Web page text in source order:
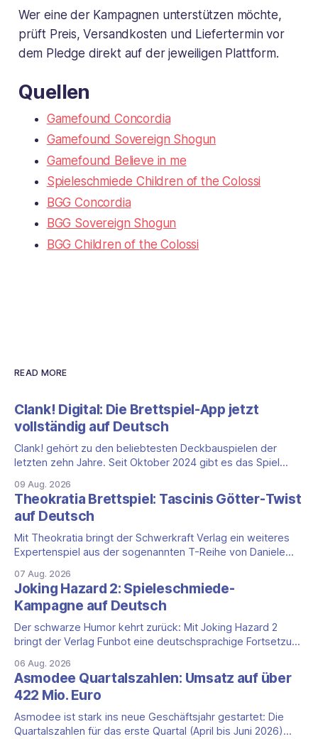
Wer eine der Kampagnen unterstützen möchte,
prüft Preis, Versandkosten und Liefertermin vor
dem Pledge direkt auf der jeweiligen Plattform.
Quellen
Gamefound Concordia
Gamefound Sovereign Shogun
Gamefound Believe in me
Spieleschmiede Children of the Colossi
BGG Concordia
BGG Sovereign Shogun
BGG Children of the Colossi
READ MORE
Clank! Digital: Die Brettspiel-App jetzt
vollständig auf Deutsch
Clank! gehört zu den beliebtesten Deckbauspielen der
letzten zehn Jahre. Seit Oktober 2024 gibt es das Spiel
für die DACH-Region: Clank! Digital ist komplett auf Deutsch
lokalisiert, Benutzeroberfläche, Sprachausgabe und
Untertitel inklusive. Was steckt hinter Clank!? Clank!: A
Deck-
09 Aug. 2026
Theokratia Brettspiel: Tascinis Götter-Twist
auf Deutsch
Mit Theokratia bringt der Schwerkraft Verlag ein weiteres
Expertenspiel aus der sogenannten T-Reihe von Daniele
Tekhenu und Tzolk'in gehören. Der Aufhänger ist ein
ungewöhnlicher Perspektivwechsel: Sie steuern nicht die
eigene Zivilisation, sondern eine hochentwickelte
außerirdische Gottheit, die vier
07 Aug. 2026
Joking Hazard 2: Spieleschmiede-
Kampagne auf Deutsch
Der schwarze Humor kehrt zurück: Mit Joking Hazard 2
bringt der Verlag Funbot eine deutschsprachige Fortsetzung
Happiness (Explosm) auf die Spieleschmiede. Wir ordnen
ein, was die Kampagne unter dem Motto „Die fiesen
Comics sind zurück!" bietet und wo sie schweigt.
06 Aug. 2026
Asmodee Quartalszahlen: Umsatz auf über
422 Mio. Euro
Asmodee ist stark ins neue Geschäftsjahr gestartet: Die
Quartalszahlen für das erste Quartal (April bis Juni 2026)